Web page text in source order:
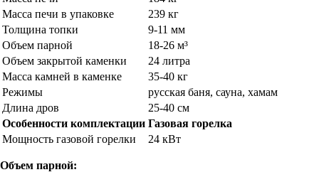
Масса печи в упаковке
239 кг
Толщина топки
9-11 мм
Объем парной
18-26 м³
Объем закрытой каменки
24 литра
Масса камней в каменке
35-40 кг
Режимы
русская баня, сауна, хамам
Длина дров
25-40 см
Особенности комплектации Газовая горелка
Мощность газовой горелки
24 кВт
Объем парной: